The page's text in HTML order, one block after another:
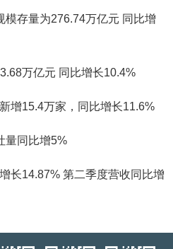
模存量为276.74万亿元 同比增
万亿元 同比增长10.4%
增15.4万家，同比增长11.6%
量同比增5%
长14.87% 第二季度营收同比增